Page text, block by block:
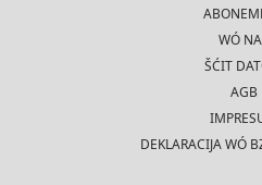
WÓ
ŠĆIT
AGB
DEKLARACIJA WÓ